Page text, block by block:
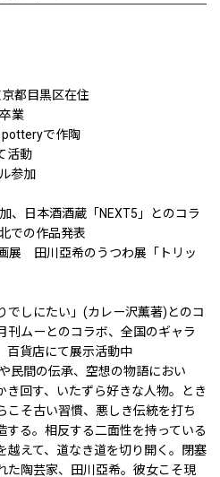
都目黒区在住
業
で作陶
活動
参加
、日本酒酒蔵「NEXT5」とのコラ
での作品発表
展 田川亞希のうつわ展「トリッ
でしにたい」(カレー沢薫著)とのコ
刊ムーとのコラボ、全国のギャラ
百貨店にて展示活動中
民間の伝承、空想の物語におい
き回す、いたずら好きな人物。とき
こそ古い習慣、悪しき伝統を打ち
する。相反する二面性を持っている
越えて、道なき道を切り開く。閉塞
た陶芸家、田川亞希。彼女こそ現